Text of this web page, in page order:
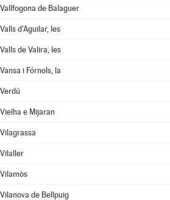
Vallfogona de Balaguer
Valls d'Aguilar, les
Valls de Valira, les
Vansa i Fórnols, la
Verdú
Vielha e Mijaran
Vilagrassa
Vilaller
Vilamòs
Vilanova de Bellpuig